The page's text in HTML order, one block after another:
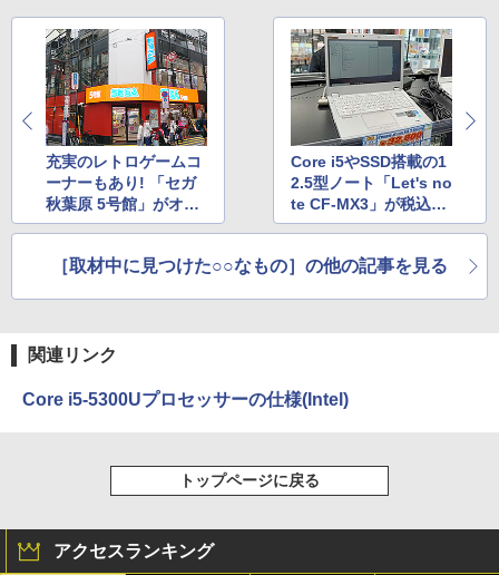
充実のレトロゲームコ
ーナーもあり! 「セガ
秋葉原 5号館」がオー
プン
Core i5やSSD搭載の1
2.5型ノート「Let's no
te CF-MX3」が税込3
2,800円
［取材中に見つけた○○なもの］の他の記事を見る
関連リンク
Core i5-5300Uプロセッサーの仕様(Intel)
トップページに戻る
アクセスランキング